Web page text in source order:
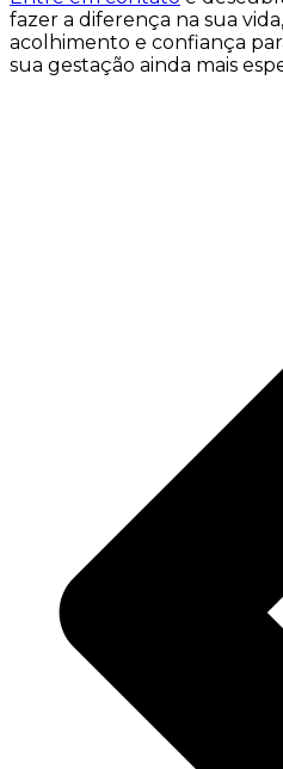
fazer a diferença na sua
acolhimento e confiança
sua gestação ainda mais